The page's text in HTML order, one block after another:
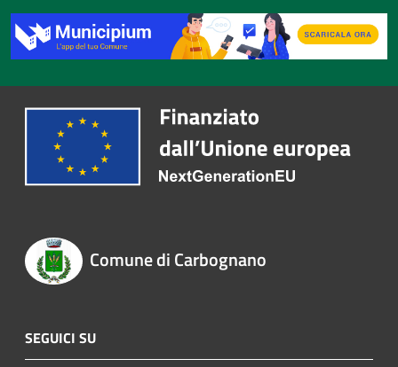
Comune di Carbognano
SEGUICI SU